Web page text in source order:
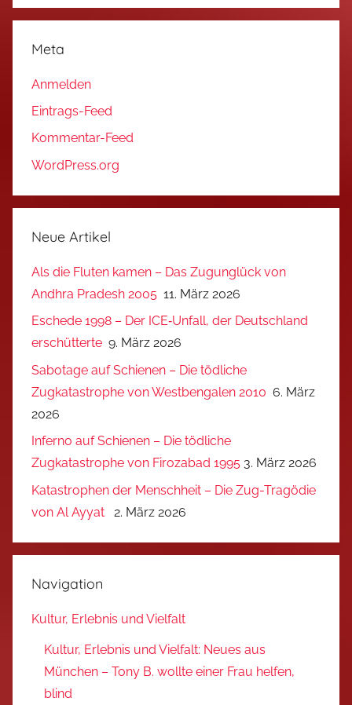
Meta
Anmelden
Eintrags-Feed
Kommentar-Feed
WordPress.org
Neue Artikel
Als die Fluten kamen – Das Zugunglück von
Andhra Pradesh 2005 11. März 2026
Eschede 1998 – Der ICE‑Unfall, der Deutschland
erschütterte 9. März 2026
Sabotage auf Schienen – Die tödliche
Zugkatastrophe von Westbengalen 2010 6. März
2026
Inferno auf Schienen – Die tödliche
Zugkatastrophe von Firozabad 1995 3. März 2026
Katastrophen der Menschheit – Die Zug-Tragödie
von Al Ayyat
2. März 2026
Navigation
Kultur, Erlebnis und Vielfalt
Kultur, Erlebnis und Vielfalt: Neues aus
München – Tony B. wollte einer Frau helfen,
blind